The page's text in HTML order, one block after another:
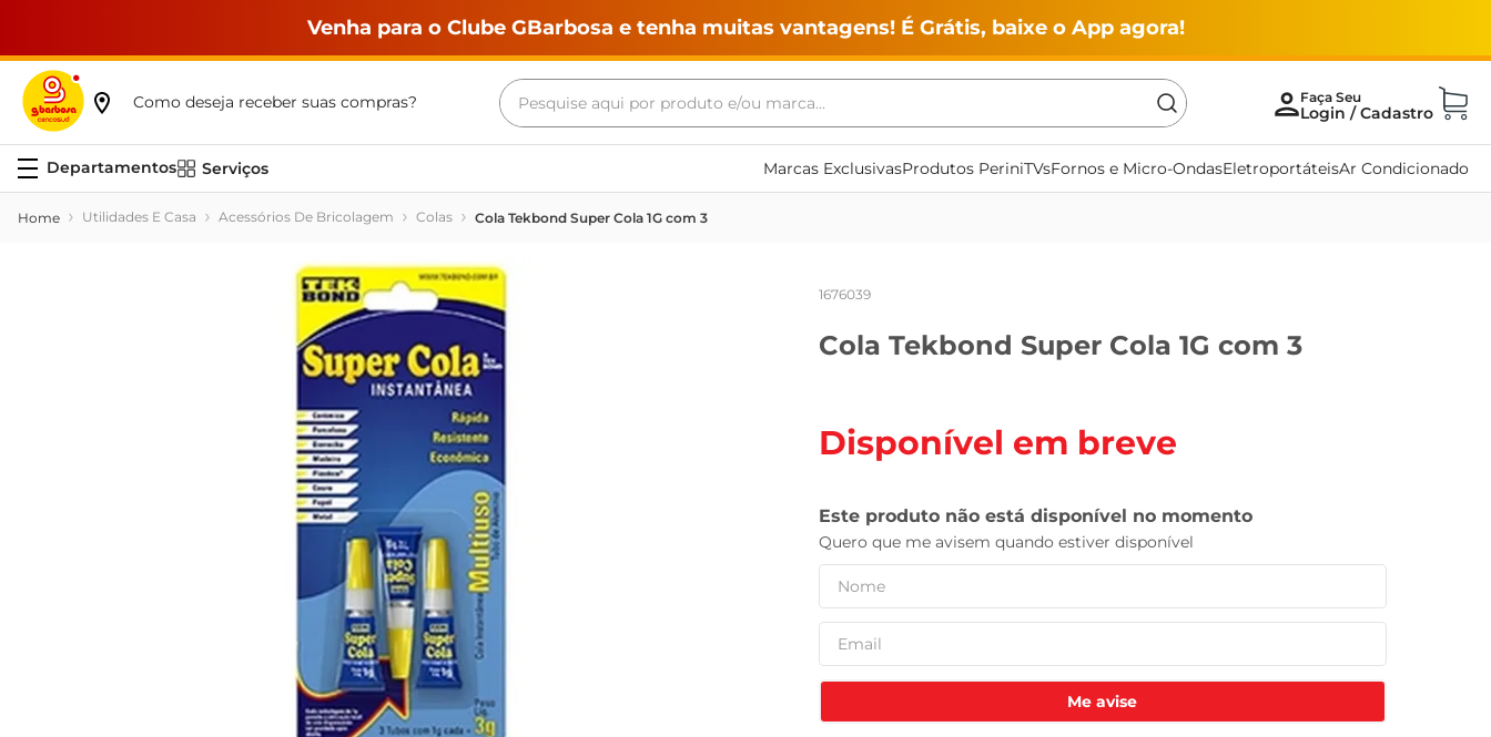
Venha para o Clube GBarbosa e tenha muitas vantagens! É Grátis, baixe o App agora!
Como deseja receber suas compras?
Pesquise aqui por produto e/ou marca...
Serviços Marcas ExclusivasProdutos PeriniTVsFornos e Micro-OndasEletroportáteisAr Condicionado
Utilidades E Casa Acessórios De Bricolagem Colas Cola Tekbond Super Cola 1G com 3
1676039
Cola Tekbond Super Cola 1G com 3
Disponível em breve
Me avise
Termos mais buscados
maquina lavar